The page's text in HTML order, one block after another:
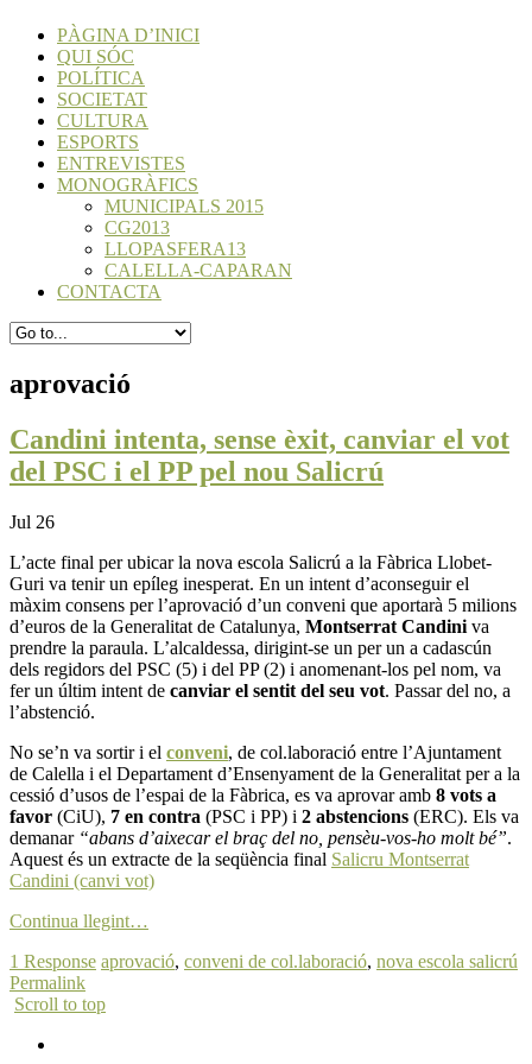
PÀGINA D’INICI
QUI SÓC
POLÍTICA
SOCIETAT
CULTURA
ESPORTS
ENTREVISTES
MONOGRÀFICS
MUNICIPALS 2015
CG2013
LLOPASFERA13
CALELLA-CAPARAN
CONTACTA
aprovació
Candini intenta, sense èxit, canviar el vot
del PSC i el PP pel nou Salicrú
Jul 26
L’acte final per ubicar la nova escola Salicrú a la Fàbrica Llobet-
Guri va tenir un epíleg inesperat. En un intent d’aconseguir el
màxim consens per l’aprovació d’un conveni que aportarà 5 milions
d’euros de la Generalitat de Catalunya, Montserrat Candini va
prendre la paraula. L’alcaldessa, dirigint-se un per un a cadascún
dels regidors del PSC (5) i del PP (2) i anomenant-los pel nom, va
fer un últim intent de canviar el sentit del seu vot. Passar del no, a
l’abstenció.
No se’n va sortir i el conveni, de col.laboració entre l’Ajuntament
de Calella i el Departament d’Ensenyament de la Generalitat per a la
cessió d’usos de l’espai de la Fàbrica, es va aprovar amb 8 vots a
favor (CiU), 7 en contra (PSC i PP) i 2 abstencions (ERC). Els va
demanar “abans d’aixecar el braç del no, pensèu-vos-ho molt bé”.
Aquest és un extracte de la seqüència final Salicru Montserrat
Candini (canvi vot)
Continua llegint…
1 Response aprovació, conveni de col.laboració, nova escola salicrú
Permalink
Scroll to top